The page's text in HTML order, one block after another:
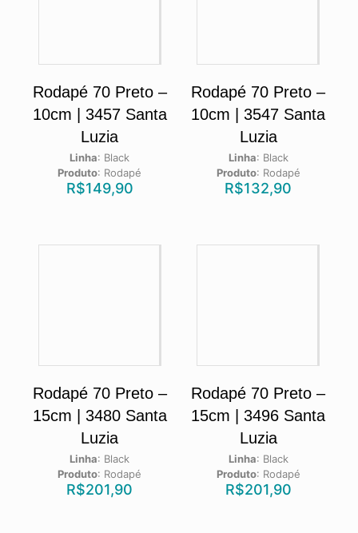
Rodapé 70 Preto –
10cm | 3457 Santa
Luzia
Linha: Black
Produto: Rodapé
R$149,90
Rodapé 70 Preto –
10cm | 3547 Santa
Luzia
Linha: Black
Produto: Rodapé
R$132,90
Rodapé 70 Preto –
15cm | 3480 Santa
Luzia
Linha: Black
Produto: Rodapé
R$201,90
Rodapé 70 Preto –
15cm | 3496 Santa
Luzia
Linha: Black
Produto: Rodapé
R$201,90